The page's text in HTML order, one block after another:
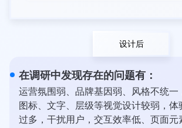
设计后
在调研中发现存在的问题有：
运营氛围弱、品牌基因弱、风格不统一
图标、文字、层级等视觉设计较弱，体
过多，干扰用户，交互效率低、页面元